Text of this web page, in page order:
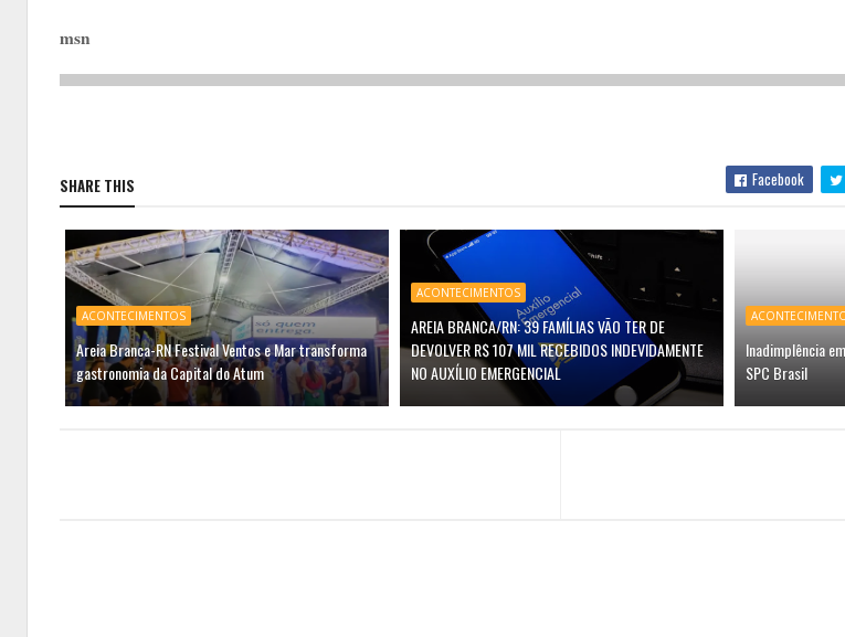
msn
SHARE THIS Facebook
ACONTECIMENTOS
Areia Branca-RN Festival Ventos e Mar transforma
gastronomia da Capital do Atum
ACONTECIMENTOS
AREIA BRANCA/RN: 39 FAMÍLIAS VÃO TER DE
DEVOLVER R$ 107 MIL RECEBIDOS INDEVIDAMENTE
NO AUXÍLIO EMERGENCIAL
Inadimplência
SPC Brasil